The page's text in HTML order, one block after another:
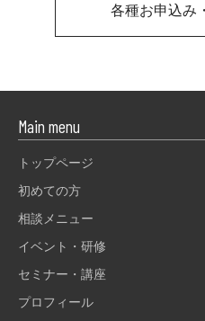
各種お申込み
Main menu
トップページ
初めての方
相談メニュー
イベント・研修
セミナー・講座
プロフィール